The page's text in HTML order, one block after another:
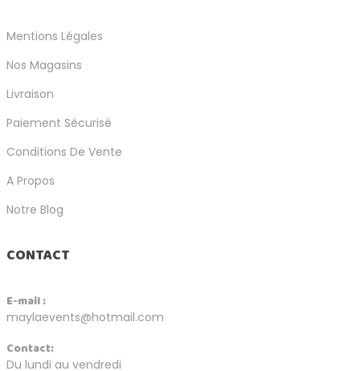
Mentions Légales
Nos Magasins
Livraison
Paiement Sécurisé
Conditions De Vente
A Propos
Notre Blog
CONTACT
E-mail :
maylaevents@hotmail.com
Contact:
Du lundi au vendredi